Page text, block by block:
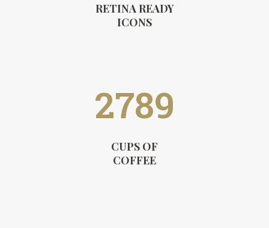
RETINA READY
ICONS
2789
CUPS OF
COFFEE